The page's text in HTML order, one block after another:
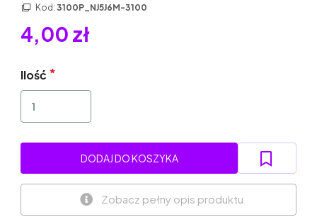
Kod: 3100P_NJ5J6M-3100
4,00 zł
Ilość
DODAJ DO KOSZYKA
Zobacz pełny opis produktu